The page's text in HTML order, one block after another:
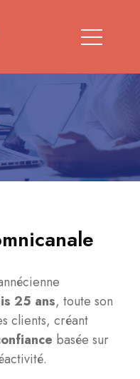
25 ans, toute son
clients, créant
basée sur